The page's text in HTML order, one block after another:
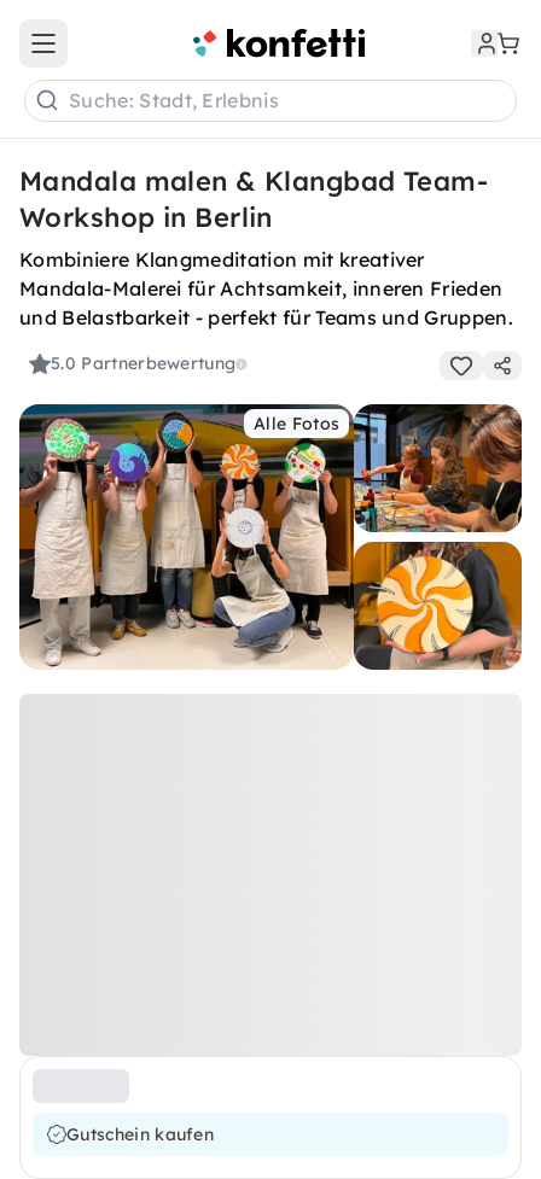
Open main menu
Suche: Stadt, Erlebnis
Mandala malen & Klangbad Team-
Workshop in Berlin
Kombiniere Klangmeditation mit kreativer
Mandala-Malerei für Achtsamkeit, inneren Frieden
und Belastbarkeit - perfekt für Teams und Gruppen.
5.0 Partnerbewertung
Alle Fotos
Gutschein kaufen